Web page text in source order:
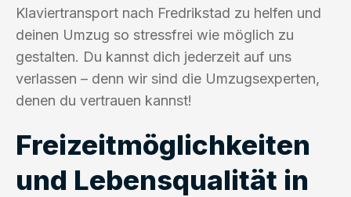
Klaviertransport nach Fredrikstad zu helfen und
deinen Umzug so stressfrei wie möglich zu
gestalten. Du kannst dich jederzeit auf uns
verlassen – denn wir sind die Umzugsexperten,
denen du vertrauen kannst!
Freizeitmöglichkeiten
und Lebensqualität in